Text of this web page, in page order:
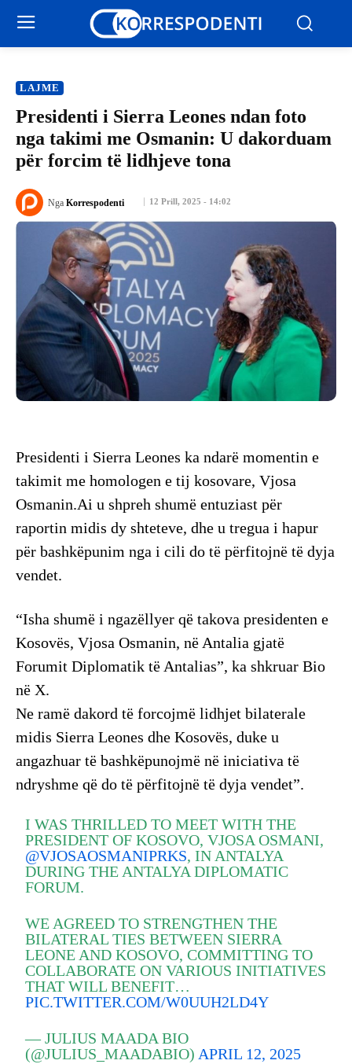
LAJME
Presidenti i Sierra Leones ndan foto
nga takimi me Osmanin: U dakorduam
për forcim të lidhjeve tona
12 Prill, 2025 - 14:02
Nga Korrespodenti
Presidenti i Sierra Leones ka ndarë momentin e
takimit me homologen e tij kosovare, Vjosa
Osmanin.Ai u shpreh shumë entuziast për
raportin midis dy shteteve, dhe u tregua i hapur
për bashkëpunim nga i cili do të përfitojnë të dyja
vendet.
“Isha shumë i ngazëllyer që takova presidenten e
Kosovës, Vjosa Osmanin, në Antalia gjatë
Forumit Diplomatik të Antalias”, ka shkruar Bio
në X.
Ne ramë dakord të forcojmë lidhjet bilaterale
midis Sierra Leones dhe Kosovës, duke u
angazhuar të bashkëpunojmë në iniciativa të
ndryshme që do të përfitojnë të dyja vendet”.
I WAS THRILLED TO MEET WITH THE
PRESIDENT OF KOSOVO, VJOSA OSMANI,
@VJOSAOSMANIPRKS, IN ANTALYA
DURING THE ANTALYA DIPLOMATIC
FORUM.
WE AGREED TO STRENGTHEN THE
BILATERAL TIES BETWEEN SIERRA
LEONE AND KOSOVO, COMMITTING TO
COLLABORATE ON VARIOUS INITIATIVES
THAT WILL BENEFIT…
PIC.TWITTER.COM/W0UUH2LD4Y
— JULIUS MAADA BIO
(@JULIUS_MAADABIO) APRIL 12, 2025